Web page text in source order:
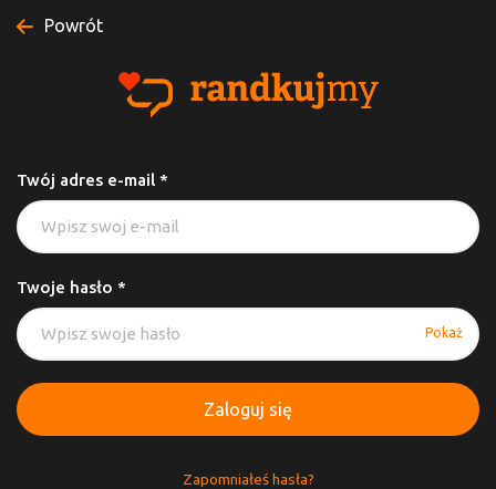
Powrót
Twój adres e-mail *
Twoje hasło *
Pokaż
Zaloguj się
Zapomniałeś hasła?